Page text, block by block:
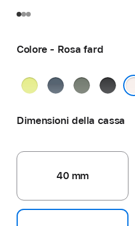
Colore - Rosa fard
Giallo
Blu
Grigioverde
Nero
Dimensioni della cassa
40 mm